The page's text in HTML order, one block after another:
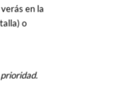
en la
o